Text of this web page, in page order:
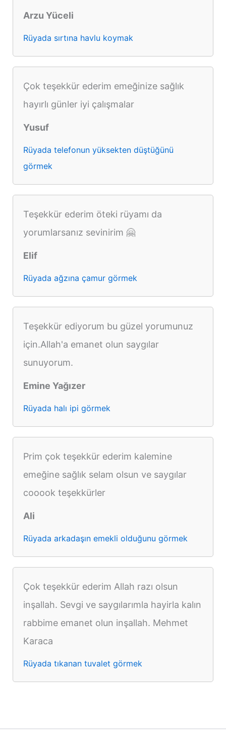
Arzu Yüceli
Rüyada sırtına havlu koymak
Çok teşekkür ederim emeğinize sağlık
hayırlı günler iyi çalışmalar
Yusuf
Rüyada telefonun yüksekten düştüğünü
görmek
Teşekkür ederim öteki rüyamı da
yorumlarsanız sevinirim 🤗
Elif
Rüyada ağzına çamur görmek
Teşekkür ediyorum bu güzel yorumunuz
için.Allah'a emanet olun saygılar
sunuyorum.
Emine Yağızer
Rüyada halı ipi görmek
Prim çok teşekkür ederim kalemine
emeğine sağlık selam olsun ve saygılar
cooook teşekkürler
Ali
Rüyada arkadaşın emekli olduğunu görmek
Çok teşekkür ederim Allah razı olsun
inşallah. Sevgi ve saygılarımla hayirla kalın
rabbime emanet olun inşallah. Mehmet
Karaca
Rüyada tıkanan tuvalet görmek